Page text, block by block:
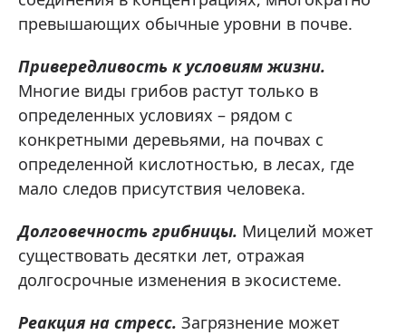
превышающих обычные уровни в почве.
Привередливость к условиям жизни.
Многие виды грибов растут только в
определенных условиях – рядом с
конкретными деревьями, на почвах с
определенной кислотностью, в лесах, где
мало следов присутствия человека.
Долговечность грибницы. Мицелий может
существовать десятки лет, отражая
долгосрочные изменения в экосистеме.
Реакция на стресс. Загрязнение может